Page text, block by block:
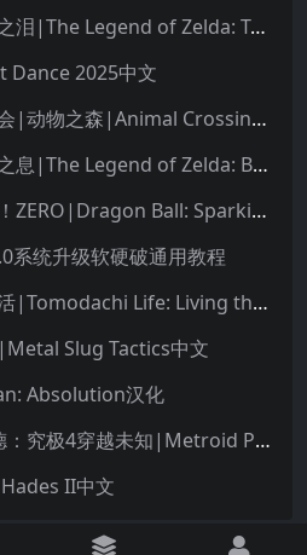
塞尔达传说：王国之泪|The Legend of Zelda: Tears of the Kingdom中文
Dance 2025中文
集合啦！动物森友会|动物之森|Animal Crossing: New Horizons中文
塞尔达传说：旷野之息|The Legend of Zelda: Breath of the Wild中文
七龙珠：电光炸裂！ZERO|Dragon Ball: Sparking! Zero中文
系统升级软硬破通用教程
朋友收集：梦想生活|Tomodachi Life: Living the Dream中文
Slug Tactics中文
Absolution汉化
银河战士|密特罗德：究极4穿越未知|Metroid Prime 4: Beyond中文
II中文